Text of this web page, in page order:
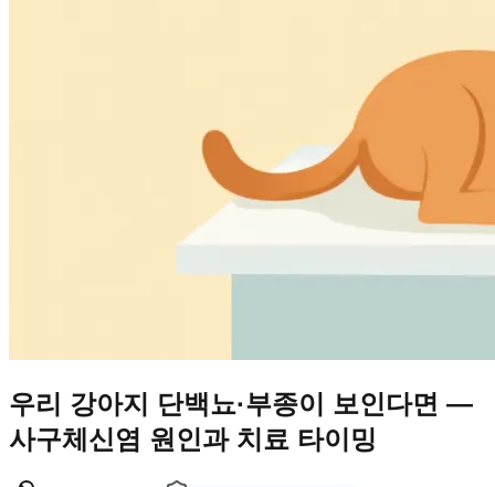
우리 강아지 단백뇨·부종이 보인다면 —
사구체신염 원인과 치료 타이밍